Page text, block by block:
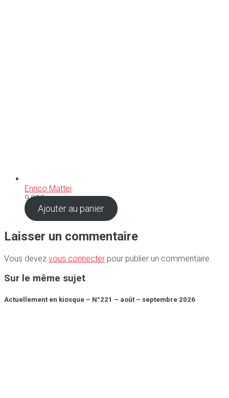
Enrico Mattei
9,00€
Ajouter au panier
Laisser un commentaire
Vous devez vous connecter pour publier un commentaire.
Sur le même sujet
Actuellement en kiosque – N°221 – août – septembre 2026